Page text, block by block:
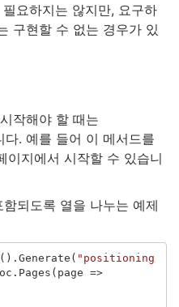
요하지는 않지만, 요구하
구현할 수 없는 경우가 있
작해야 할 때는
다. 예를 들어 이 메서드를
이지에서 시작할 수 있습니
되도록 열을 나누는 예제
(). Generate ( "positioning
. Pages ( page =>